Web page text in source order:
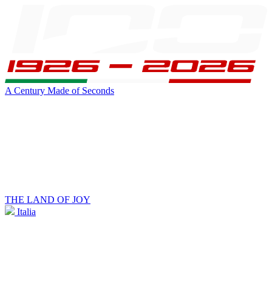
A Century Made of Seconds
THE LAND OF JOY
Italia